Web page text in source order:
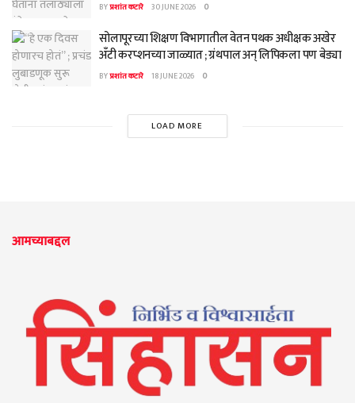
BYप्रशांत कटारे 30 JUNE 2026 0
सोलापूरच्या शिक्षण विभागातील वेतन पथक अधीक्षक अखेर
अँटी करप्शनच्या जाळ्यात ; ग्रंथपाल अन् लिपिकला पण बेड्या
BYप्रशांत कटारे 18 JUNE 2026 0
LOAD MORE
आमच्याबद्दल